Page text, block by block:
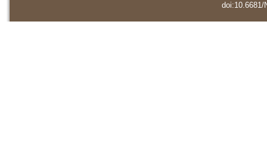
doi:10.6681/